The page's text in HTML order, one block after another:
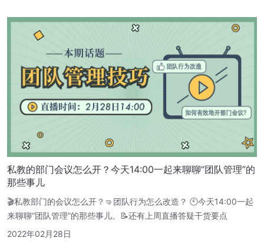
私教的部门会议怎么开？今天14:00一起来聊聊“团队管理”的
那些事儿
🎬私教部门的会议怎么开？🤜团队行为怎么改造？ 🕙今天14:00一起
来聊聊“团队管理”的那些事儿。📝还有上周直播答疑干货要点
2022年02月28日